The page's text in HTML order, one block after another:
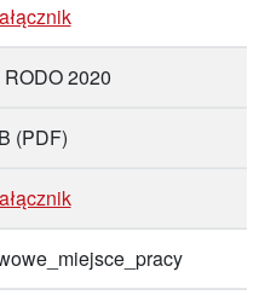
2020
(PDF)